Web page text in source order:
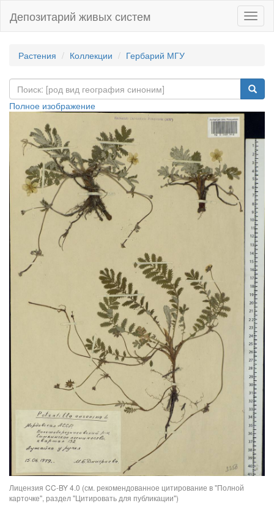
Депозитарий живых систем
Растения Коллекции Гербарий МГУ
Полное изображение
Лицензия CC-BY 4.0 (см. рекомендованное цитирование в "Полной
карточке", раздел "Цитировать для публикации")